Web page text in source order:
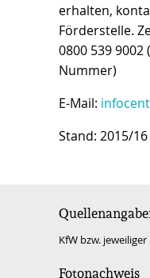
erhalten,
Förderstelle.
0800 539
Nummer)
E-Mail:
Stand: 2015/16
KfW bzw.
Fotonachweis